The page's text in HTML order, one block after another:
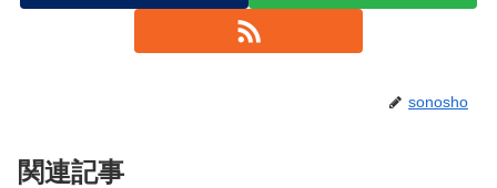
sonosho
関連記事